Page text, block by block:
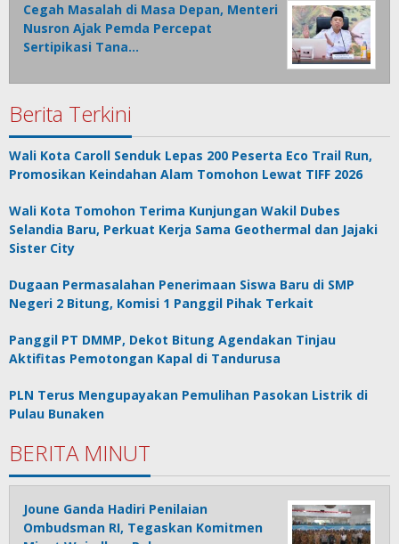
Cegah Masalah di Masa Depan, Menteri
Nusron Ajak Pemda Percepat
Sertipikasi Tana…
Berita Terkini
Wali Kota Caroll Senduk Lepas 200 Peserta Eco Trail Run,
Promosikan Keindahan Alam Tomohon Lewat TIFF 2026
Wali Kota Tomohon Terima Kunjungan Wakil Dubes
Selandia Baru, Perkuat Kerja Sama Geothermal dan Jajaki
Sister City
Dugaan Permasalahan Penerimaan Siswa Baru di SMP
Negeri 2 Bitung, Komisi 1 Panggil Pihak Terkait
Panggil PT DMMP, Dekot Bitung Agendakan Tinjau
Aktifitas Pemotongan Kapal di Tandurusa
PLN Terus Mengupayakan Pemulihan Pasokan Listrik di
Pulau Bunaken
BERITA MINUT
Joune Ganda Hadiri Penilaian
Ombudsman RI, Tegaskan Komitmen